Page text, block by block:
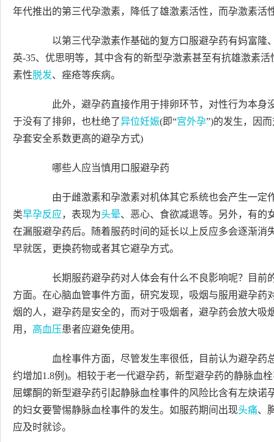
年代推出的第三代孕激素，降低了雄激素活性，而孕激素活
以第三代孕激素作基础的复方口服避孕药有妈富隆
英-35、优思明等，其中含有的新型孕激素甚至有抗雄激素
素性脱发、痤疮等疾病。
此外，避孕药直接作用于排卵环节，对性行为本身
于没有了排卵，也杜绝了异位妊娠(即“宫外孕”)的发生，因
孕套安全系数更高的避孕方式)
哪些人应当慎用口服避孕药
由于雌激素和孕激素对机体其它系统也会产生一定
类早孕反应，表现为头晕、恶心、食欲减退等。另外，有的
在漏服避孕药后。随着服药时间的延长以上反应多会逐渐
早就医，更换药物或者其它避孕方式。
长期服药避孕药对人体会有什么不良影响呢？目前
方面。在心脑血管事件方面，研究发现，吸烟与服用避孕药
烟的人，避孕药是安全的，而对于吸烟者，避孕药会放大
用， 高血压患者应避免使用。
血栓事件方面，尽管发生率很低，目前认为避孕药
约增加1.8例)。相较于老一代避孕药，新型避孕药的静脉血
屈螺酮的新型避孕药引起静脉血栓事件的风险比含有左炔
的妇女要警惕静脉血栓事件的发生。如服药期间出现头痛、
应及时就诊。